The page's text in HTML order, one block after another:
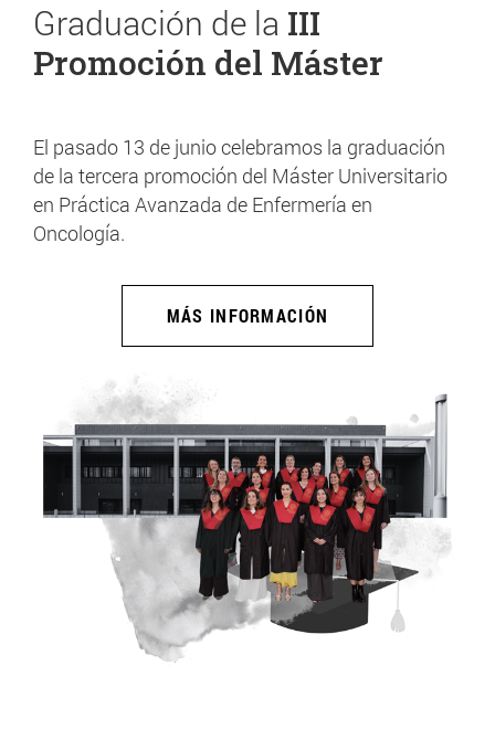
Graduación de la III
Promoción del Máster
El pasado 13 de junio celebramos la graduación
de la tercera promoción del Máster Universitario
en Práctica Avanzada de Enfermería en
Oncología.
MÁS INFORMACIÓN